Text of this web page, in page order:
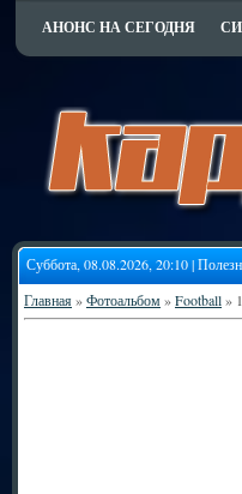
АНОНС НА СЕГОДНЯ
Суббота, 08.08.2026, 20:10 |
Главная»Фотоальбом»Football»